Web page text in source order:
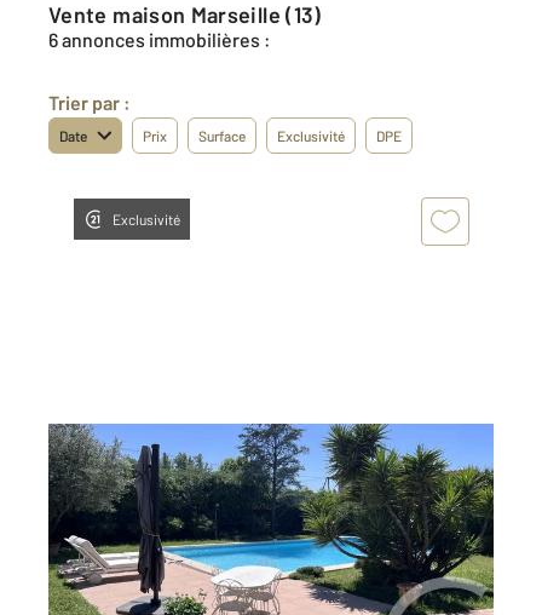
Vente maison Marseille (13)
6 annonces immobilières :
Trier par :
Date Prix Surface Exclusivité DPE
Exclusivité
MARSEILLE 13012
120 m2, 4 pièces
Ref : 68043
Maison à vendre
620 000 €